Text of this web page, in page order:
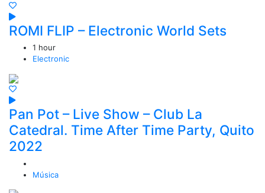
ROMI FLIP – Electronic World Sets
1 hour
Electronic
Pan Pot – Live Show – Club La
Catedral. Time After Time Party, Quito
2022
Música